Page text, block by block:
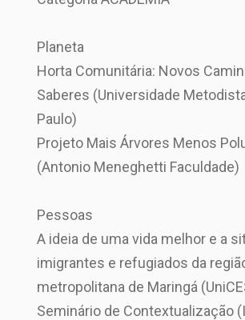
Planeta
Horta Comunitária: Novos
Saberes (Universidade
Paulo)
Projeto Mais Árvores Menos
(Antonio Meneghetti Faculdade)
Pessoas
A ideia de uma vida melhor e a
imigrantes e refugiados da
metropolitana de Maringá
Seminário de Contextualização